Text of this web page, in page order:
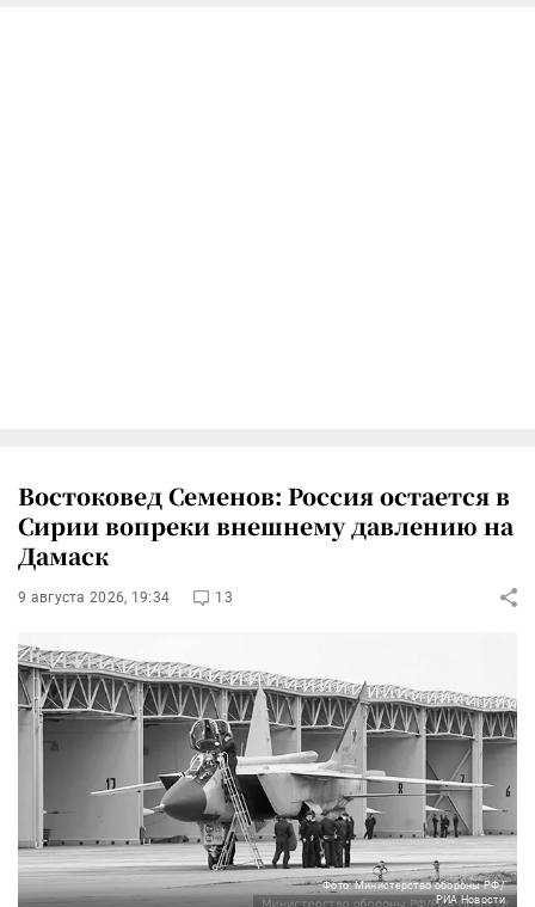
Востоковед Семенов: Россия остается в
Сирии вопреки внешнему давлению на
Дамаск
9 августа 2026, 19:34 13
Фото: Министерство обороны РФ/
РИА Новости